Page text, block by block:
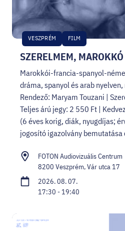
SZERELMEM,
VESZPRÉM FILM
Marokkói-francia-spanyol-
dráma, spanyol és arab
Rendező: Maryam Touzani |
Teljes árú jegy: 2 550 Ft |
(6 éves korig, diák, nyugdíjas;
jogosító igazolvány bemutatása
FOTON Audiovizuális Centrum
8200 Veszprém, Vár utca 17
2026. 08. 07.
17:30 - 19:40